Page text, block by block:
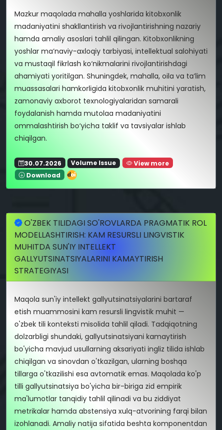
Mazkur maqolada mahalla yoshlarida kitobxonlik
madaniyatini shakllantirish va rivojlantirishning nazariy
hamda amaliy asoslari tahlil qilingan. Kitobxonlikning
yoshlar ma’naviy-axloqiy tarbiyasi, intellektual salohiyati
va mustaqil fikrlash ko‘nikmalarini rivojlantirishdagi
ahamiyati yoritilgan. Shuningdek, mahalla, oila va ta’lim
muassasalari hamkorligida kitobxonlik muhitini yaratish,
zamonaviy axborot texnologiyalaridan samarali
foydalanish hamda mutolaa madaniyatini
ommalashtirish bo‘yicha taklif va tavsiyalar ishlab
chiqilgan.
30.07.2026 Volume Issue
View more
Download
O'ZBEK TILIDAGI SO'ROVLARDA PRAGMATIK ROL
MODELLASHTIRISH: KAM RESURSLI LINGVISTIK
MUHITDA SUN'IY INTELLEKT
GALLYUTSINATSIYALARINI KAMAYTIRISH
STRATEGIYASI
Maqola sun'iy intellekt gallyutsinatsiyalarini bartaraf
etish muammosini kam resursli lingvistik muhit —
o'zbek tili konteksti misolida tahlil qiladi. Tadqiqotning
dolzarbligi shundaki, gallyutsinatsiyani kamaytirish
bo'yicha mavjud usullarning aksariyati ingliz tilida ishlab
chiqilgan va sinovdan o'tkazilgan, ularning boshqa
tillarga o'tkazilishi esa avtomatik emas. Maqolada ko'p
tilli gallyutsinatsiya bo'yicha bir-biriga zid empirik
ma'lumotlar tanqidiy tahlil qilinadi va bu ziddiyat
metrikalar hamda abstensiya xulq-atvorining farqi bilan
izohlanadi. Amaliy natija sifatida beshta komponentdan